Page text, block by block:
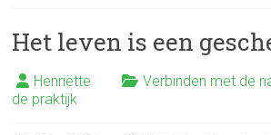
Het leven is een
Henriëtte Verbinden met de
de praktijk